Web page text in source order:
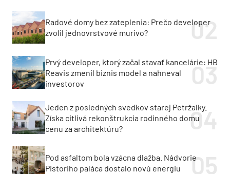
Radové domy bez zateplenia: Prečo developer
zvolil jednovrstvové murivo?
Prvý developer, ktorý začal stavať kancelárie: HB
Reavis zmenil biznis model a nahneval
investorov
Jeden z posledných svedkov starej Petržalky.
Získa citlivá rekonštrukcia rodinného domu
cenu za architektúru?
Pod asfaltom bola vzácna dlažba. Nádvorie
Pistoriho paláca dostalo novú energiu